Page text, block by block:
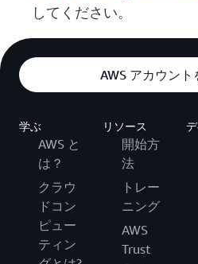
してください。
AWS アカウント
学ぶ
AWS と
は？
クラウ
ドコン
ピュー
ティン
リソース
開始方
法
トレー
ニング
AWS
Trust